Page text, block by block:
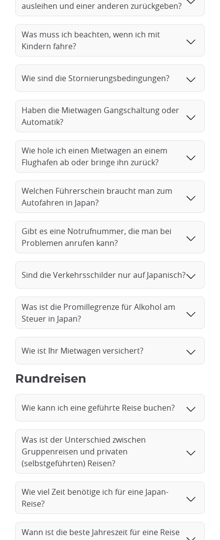
ausleihen und einer anderen zurückgeben?
Was muss ich beachten, wenn ich mit
Kindern fahre?
Wie sind die Stornierungsbedingungen?
Haben die Mietwagen Gangschaltung oder
Automatik?
Wie hole ich einen Mietwagen an einem
Flughafen ab oder bringe ihn zurück?
Welchen Führerschein braucht man zum
Autofahren in Japan?
Gibt es eine Notrufnummer, die man bei
Problemen anrufen kann?
Sind die Verkehrsschilder nur auf Japanisch?
Was ist die Promillegrenze für Alkohol am
Steuer in Japan?
Wie ist Ihr Mietwagen versichert?
Rundreisen
Wie kann ich eine geführte Reise buchen?
Was ist der Unterschied zwischen
Gruppenreisen und privaten
(selbstgeführten) Reisen?
Wie viel Zeit benötige ich für eine Japan-
Reise?
Wann ist die beste Jahreszeit für eine Reise